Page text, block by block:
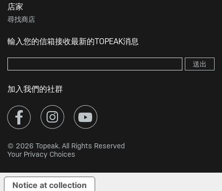
店家
尋找商店
輸入您的信箱接收最新的TOPEAK消息
送出
加入我們的社群
© 2026 Topeak. All Rights Reserved
Your Privacy Choices
Notice at collection